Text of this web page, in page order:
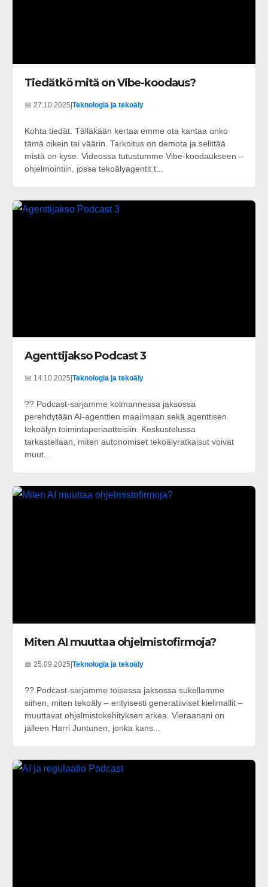
Tiedätkö mitä on Vibe-koodaus?
📅 27.10.2025|Teknologia ja tekoäly
Kohta tiedät. Tälläkään kertaa emme ota kantaa onko
tämä oikein tai väärin. Tarkoitus on demota ja selittää
mistä on kyse. Videossa tutustumme Vibe-koodaukseen –
ohjelmointiin, jossa tekoälyagentit t...
Agenttijakso Podcast 3
📅 14.10.2025 Teknologia ja tekoäly
?? Podcast-sarjamme kolmannessa jaksossa
perehdytään AI-agenttien maailmaan sekä agenttisen
tekoälyn toimintaperiaatteisiin. Keskustelussa
tarkastellaan, miten autonomiset tekoälyratkaisut voivat
muut...
Miten AI muuttaa ohjelmistofirmoja?
📅 25.09.2025|Teknologia ja tekoäly
?? Podcast-sarjamme toisessa jaksossa sukellamme
siihen, miten tekoäly – erityisesti generatiiviset kielimallit –
muuttavat ohjelmistokehityksen arkea. Vieraanani on
jälleen Harri Juntunen, jonka kans...